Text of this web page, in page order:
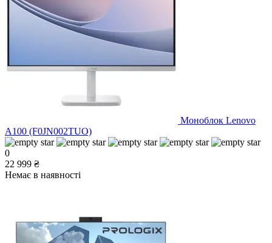
Моноблок Lenovo
A100 (F0JN002TUO)
0
22 999 ₴
Немає в наявності